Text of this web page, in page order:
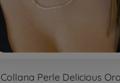
Collana Perle Delicious